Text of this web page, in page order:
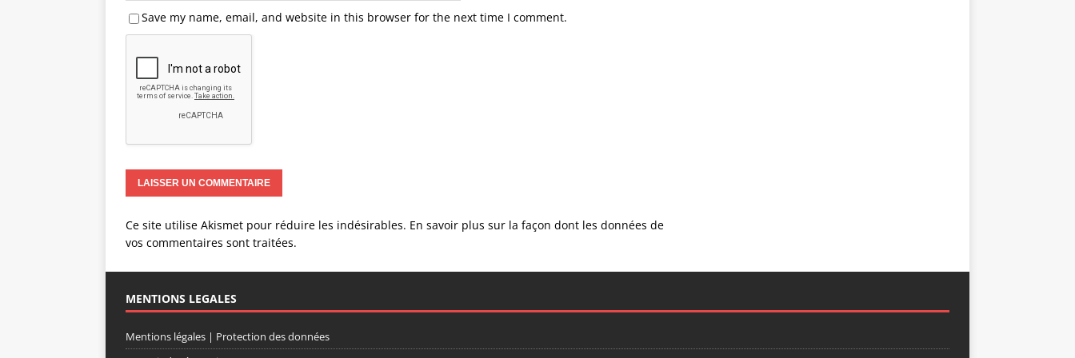
Save my name, email, and website in this browser for the next time I comment.
Ce site utilise Akismet pour réduire les indésirables. En savoir plus sur la façon dont les données de
vos commentaires sont traitées.
MENTIONS LEGALES
Mentions légales | Protection des données